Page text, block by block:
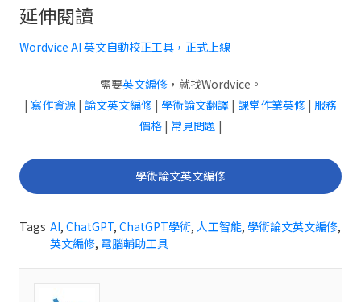
延伸閱讀
Wordvice AI 英文自動校正工具，正式上線
需要英文編修，就找Wordvice。
| 寫作資源 | 論文英文編修 | 學術論文翻譯 | 課堂作業英修 | 服務
價格| 常見問題 |
學術論文英文編修
Tags AI, ChatGPT, ChatGPT學術, 人工智能, 學術論文英文編修,
英文編修, 電腦輔助工具